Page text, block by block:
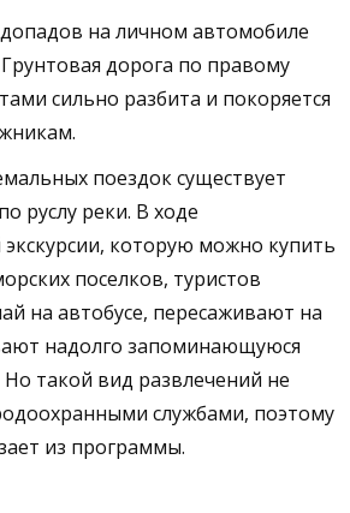
на личном автомобиле
дорога по правому
сильно разбита и покоряется
поездок существует
руслу реки. В ходе
которую можно купить
поселков, туристов
на автобусе, пересаживают на
надолго запоминающуюся
такой вид развлечений не
службами, поэтому
из программы.